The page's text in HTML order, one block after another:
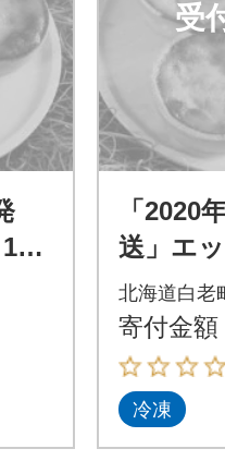
受
「2020
送」エ
個セット
北海道白老
寄付金額
冷凍